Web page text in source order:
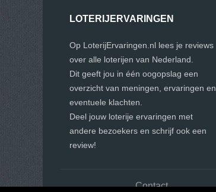
LOTERIJERVARINGEN
Op LoterijErvaringen.nl lees je reviews
over alle loterijen van Nederland.
Dit geeft jou in één oogopslag een
overzicht van meningen, ervaringen en
eventuele klachten.
Deel jouw loterije ervaringen met
andere bezoekers en schrijf ook een
review!
Contact